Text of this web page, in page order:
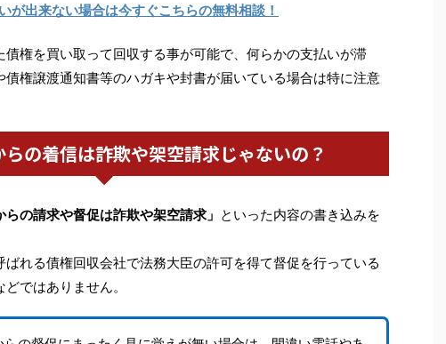
が出来ない場合は今すぐこちらの無料相談！
権を買い取って回収する事が可能で、何らかの支払いが滞
債権譲渡通知書等のハガキや封書が届いている場合は特に注意
の着信は詐欺や架空請求じゃないの？
らの請求や督促は詐欺や架空請求」 といった内容の書き込みを
れる債権回収会社で法務大臣の許可を得て督促を行っている
ではありません。